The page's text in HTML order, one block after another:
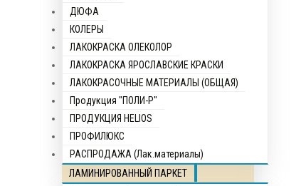
ДЮФА
КОЛЕРЫ
ЛАКОКРАСКА ОЛЕКОЛОР
ЛАКОКРАСКА ЯРОСЛАВСКИЕ КРАСКИ
ЛАКОКРАСОЧНЫЕ МАТЕРИАЛЫ (ОБЩАЯ)
Продукция "ПОЛИ-Р"
ПРОДУКЦИЯ HELIOS
ПРОФИЛЮКС
РАСПРОДАЖА (Лак.материалы)
ЛАМИНИРОВАННЫЙ ПАРКЕТ